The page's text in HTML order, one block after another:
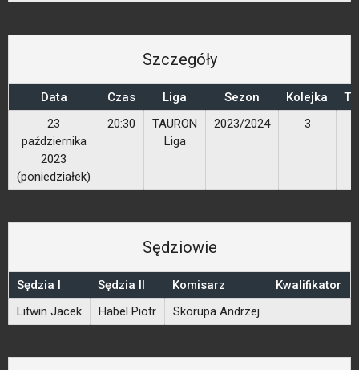
Szczegóły
Data Czas Liga Sezon Kolejka
23
października
2023
(poniedziałek)
20:30
TAURON
Liga
2023/2024 3
Sędziowie
Sędzia I Sędzia II Komisarz
Kwalifikator
Litwin Jacek
Habel Piotr Skorupa Andrzej